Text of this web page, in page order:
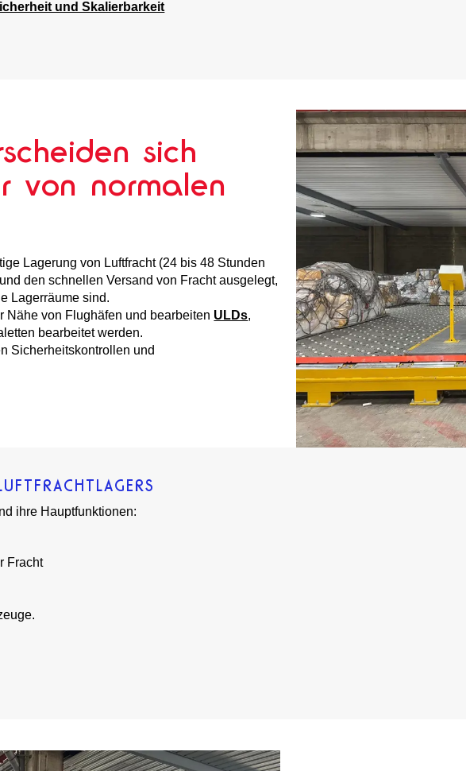
und Skalierbarkeit
sich
von normalen
Lagerung von Luftfracht (24 bis 48 Stunden
den schnellen Versand von Fracht ausgelegt,
Lagerräume sind.
Nähe von Flughäfen und bearbeiten ULDs,
bearbeitet werden.
Sicherheitskontrollen und
ihre Hauptfunktionen:
Fracht